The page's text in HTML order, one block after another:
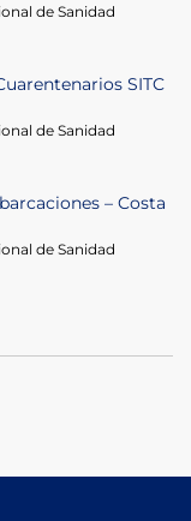
de Sanidad
SITC
de Sanidad
– Costa
de Sanidad